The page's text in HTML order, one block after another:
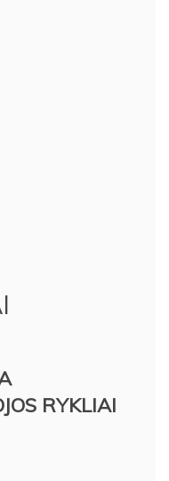
RYKLIAI